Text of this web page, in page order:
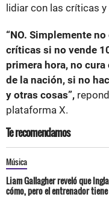
lidiar con las críticas
“NO. Simplemente
críticas si no vende
primera hora, no
de la nación, si no
y otras cosas”,
plataforma X.
Te recomendamos
Música
Liam Gallagher reveló que
cómo, pero el entrenador